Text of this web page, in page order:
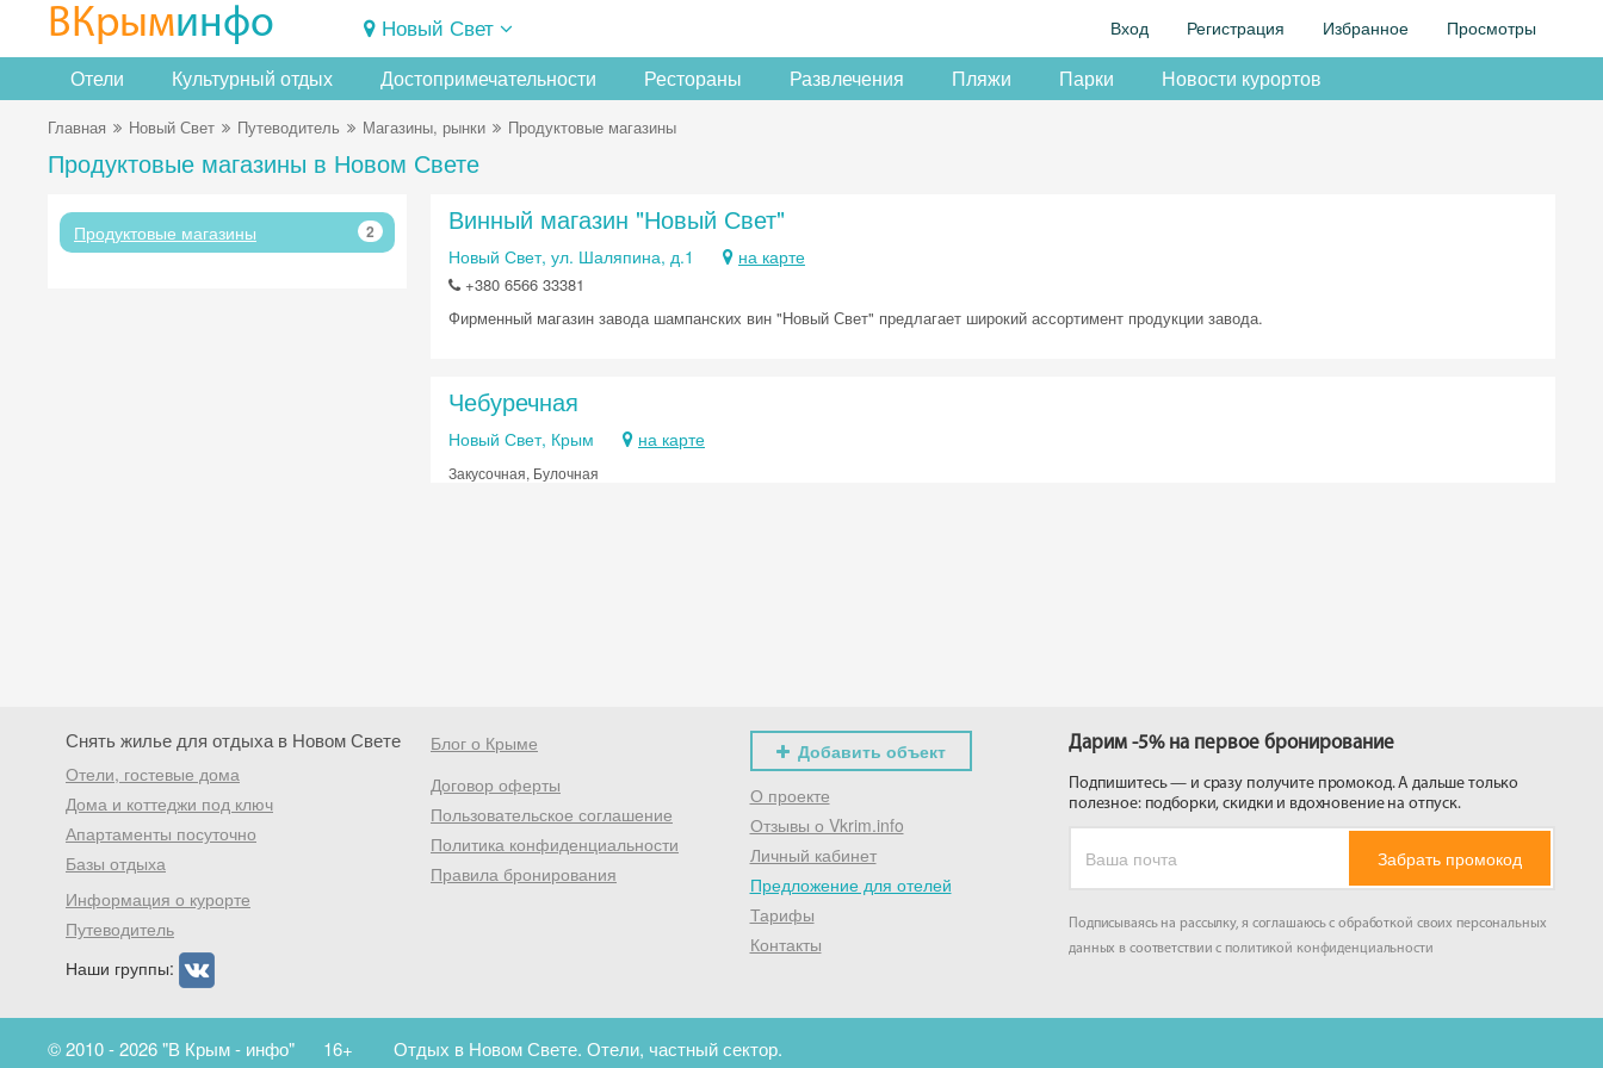
ВКрыминфо Новый Свет Вход Регистрация Избранное Просмотры
Отели Культурный отдых Достопримечательности Рестораны Развлечения Пляжи Парки Новости курортов
Главная Новый Свет Путеводитель Магазины, рынки Продуктовые магазины
Продуктовые магазины в Новом Свете
Продуктовые магазины 2 Винный магазин "Новый Свет"
Новый Свет, ул. Шаляпина, д.1 на карте
+380 6566 33381
Фирменный магазин завода шампанских вин "Новый Свет" предлагает широкий ассортимент продукции завода.
Чебуречная
Новый Свет, Крым на карте
Закусочная, Булочная
Снять жилье для отдыха в Новом Свете
Отели, гостевые дома
Дома и коттеджи под ключ
Апартаменты посуточно
Базы отдыха
Информация о курорте
Путеводитель
Наши группы:
Блог о Крыме
Договор оферты
Пользовательское соглашение
Политика конфиденциальности
Правила бронирования
Добавить объект
О проекте
Отзывы о Vkrim.info
Личный кабинет
Предложение для отелей
Тарифы
Контакты
Дарим -5% на первое бронирование
Подпишитесь — и сразу получите промокод. А дальше только
полезное: подборки, скидки и вдохновение на отпуск.
Забрать промокод
Подписываясь на рассылку, я соглашаюсь с обработкой своих персональных
данных в соответствии с политикой конфиденциальности
© 2010 - 2026 "В Крым - инфо" 16+ Отдых в Новом Свете. Отели, частный сектор.